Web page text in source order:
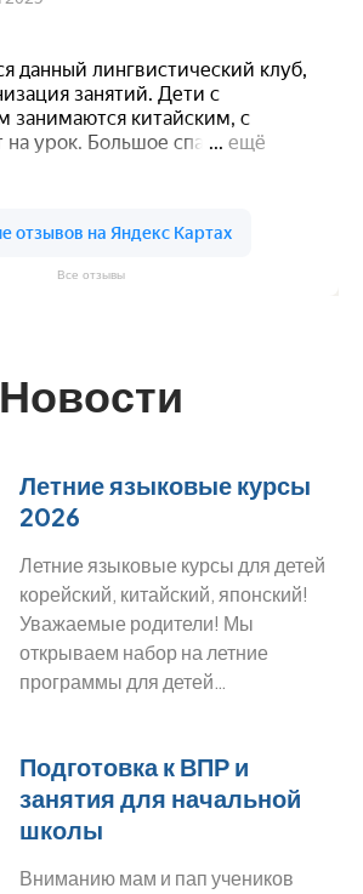
Все отзывы
Новости
Летние языковые курсы
2026
Летние языковые курсы для детей
корейский, китайский, японский!
Уважаемые родители! Мы
открываем набор на летние
программы для детей…
Подготовка к ВПР и
занятия для начальной
школы
Вниманию мам и пап учеников